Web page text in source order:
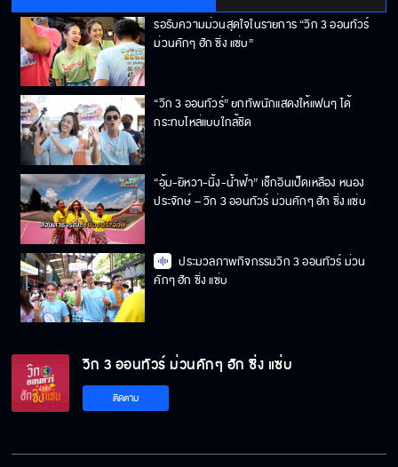
รอรับความม่วนสุดใจในรายการ “วิก 3 ออนทัวร์
ม่วนคักๆ ฮัก ซิ่ง แซ่บ”
“วิก 3 ออนทัวร์” ยกทัพนักแสดงให้แฟนๆ ได้
กระทบไหล่แบบใกล้ชิด
“อุ้ม-ยิหวา-นิ้ง-น้ำฟ้า” เช็กอินเป็ดเหลือง หนอง
ประจักษ์ – วิก 3 ออนทัวร์ ม่วนคักๆ ฮัก ซิ่ง แซ่บ
ประมวลภาพกิจกรรมวิก 3 ออนทัวร์ ม่วน
คักๆ ฮัก ซิ่ง แซ่บ
วิก 3 ออนทัวร์ ม่วนคักๆ ฮัก ซิ่ง แซ่บ
ติดตาม